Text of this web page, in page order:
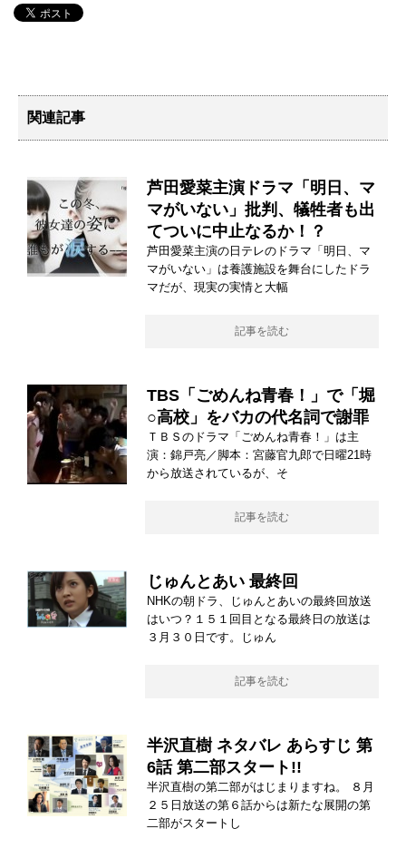
関連記事
芦田愛菜主演ドラマ「明日、マ
マがいない」批判、犠牲者も出
てついに中止なるか！？
芦田愛菜主演の日テレのドラマ「明日、マ
マがいない」は養護施設を舞台にしたドラ
マだが、現実の実情と大幅
記事を読む
TBS「ごめんね青春！」で「堀
○高校」をバカの代名詞で謝罪
ＴＢＳのドラマ「ごめんね青春！」は主
演：錦戸亮／脚本：宮藤官九郎で日曜21時
から放送されているが、そ
記事を読む
じゅんとあい 最終回
NHKの朝ドラ、じゅんとあいの最終回放送
はいつ？１５１回目となる最終日の放送は
３月３０日です。じゅん
記事を読む
半沢直樹 ネタバレ あらすじ 第
6話 第二部スタート!!
半沢直樹の第二部がはじまりますね。 ８月
２５日放送の第６話からは新たな展開の第
二部がスタートし